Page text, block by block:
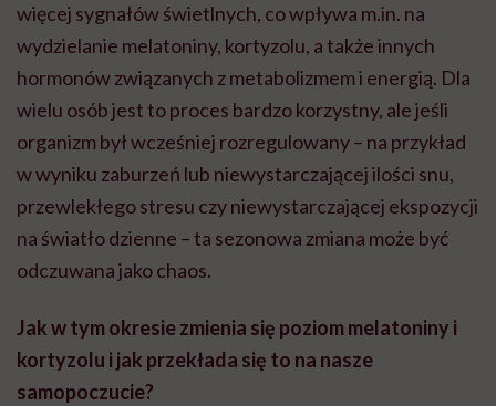
więcej sygnałów świetlnych, co wpływa m.in. na
wydzielanie melatoniny, kortyzolu, a także innych
hormonów związanych z metabolizmem i energią. Dla
wielu osób jest to proces bardzo korzystny, ale jeśli
organizm był wcześniej rozregulowany – na przykład
w wyniku zaburzeń lub niewystarczającej ilości snu,
przewlekłego stresu czy niewystarczającej ekspozycji
na światło dzienne – ta sezonowa zmiana może być
odczuwana jako chaos.
Jak w tym okresie zmienia się poziom melatoniny i
kortyzolu i jak przekłada się to na nasze
samopoczucie?